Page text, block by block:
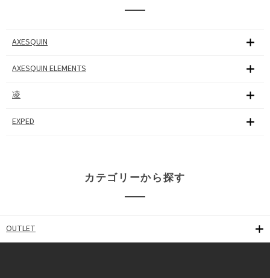
AXESQUIN
AXESQUIN ELEMENTS
凌
EXPED
カテゴリーから探す
OUTLET